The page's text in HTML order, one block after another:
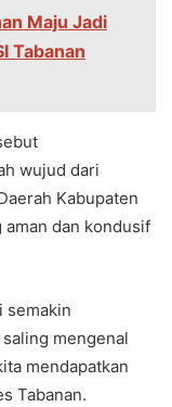
Maju Jadi
Tabanan
wujud dari
Kabupaten
aman dan kondusif
semakin
mengenal
mendapatkan
Tabanan.